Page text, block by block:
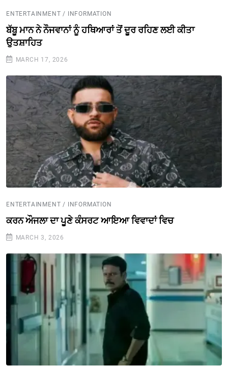
ENTERTAINMENT / INFORMATION
ਬੱਬੂ ਮਾਨ ਨੇ ਨੌਜਵਾਨਾਂ ਨੂੰ ਹਥਿਆਰਾਂ ਤੋਂ ਦੂਰ ਰਹਿਣ ਲਈ ਕੀਤਾ
ਉਤਸ਼ਾਹਿਤ
MARCH 17, 2026
ENTERTAINMENT / INFORMATION
ਕਰਨ ਔਜਲਾ ਦਾ ਪੂਣੇ ਕੰਸਰਟ ਆਇਆ ਵਿਵਾਦਾਂ ਵਿਚ
MARCH 3, 2026